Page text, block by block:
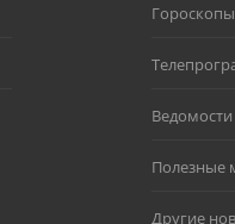
Гороскопы
Ведомости
Полезные
Другие